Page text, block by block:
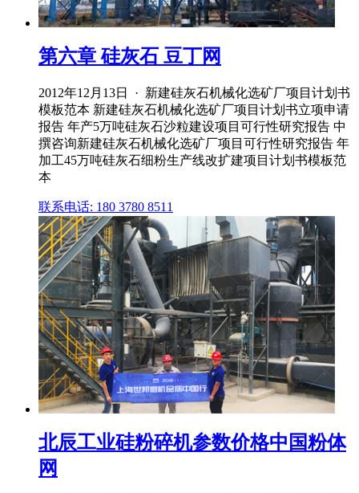
第六章 硅灰石 豆丁网
2012年12月13日 · 新建硅灰石机械化选矿厂项目计划书
模板范本 新建硅灰石机械化选矿厂项目计划书立项申请
报告 年产5万吨硅灰石沙粒建设项目可行性研究报告 中
撰咨询新建硅灰石机械化选矿厂项目可行性研究报告 年
加工45万吨硅灰石细粉生产线改扩建项目计划书模板范
本
联系电话: 180 3780 8511
北辰工业硅粉碎机参数价格中国粉体
网